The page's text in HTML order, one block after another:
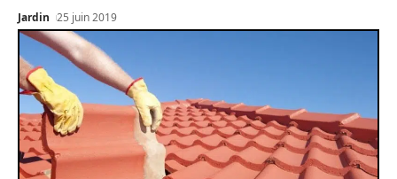
Jardin 25 juin 2019